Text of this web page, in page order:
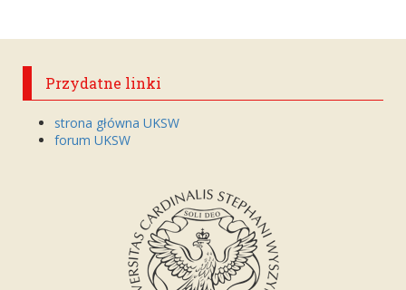
Przydatne linki
strona główna UKSW
forum UKSW